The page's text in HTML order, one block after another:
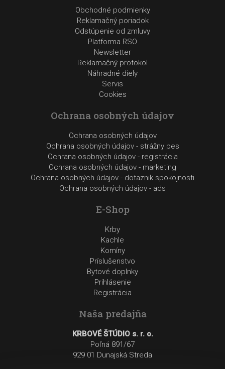
Obchodné podmienky
Reklamačný poriadok
Odstúpenie od zmluvy
Platforma RSO
Newsletter
Reklamačný protokol
Náhradné diely
Servis
Cookies
Ochrana osobných údajov
Ochrana osobných údajov
Ochrana osobných údajov - strážny pes
Ochrana osobných údajov - registrácia
Ochrana osobných údajov - marketing
Ochrana osobných údajov - dotaznik spokojnosti
Ochrana osobných údajov - ads
E-Shop
Krby
Kachle
Komíny
Príslušenstvo
Bytové doplnky
Prihlásenie
Registrácia
Naša predajňa
KRBOVÉ ŠTÚDIO s. r. o.
Poľná 891/67
929 01 Dunajská Streda